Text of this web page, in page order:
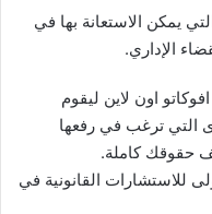
يمكن الاستعانة بها في
الإداري.
اون لاين ليقوم
التي ترغب في رفعها
حقوقك كاملة.
للاستشارات القانونية في